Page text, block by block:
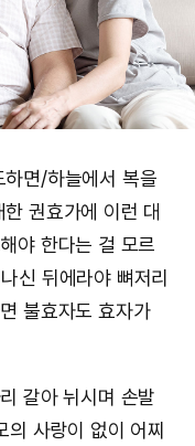
하면/하늘에서 복을
권효가에 이런 대
야 한다는 걸 모르
신 뒤에라야 뼈저리
불효자도 효자가
갈아 뉘시며 손발
의 사랑이 없이 어찌